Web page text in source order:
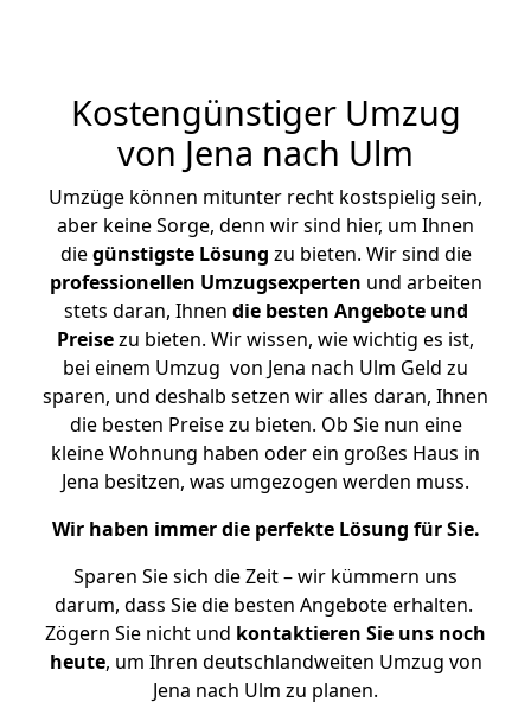
Kostengünstiger Umzug
von Jena nach Ulm
Umzüge können mitunter recht kostspielig sein,
aber keine Sorge, denn wir sind hier, um Ihnen
diegünstigste Lösung zu bieten. Wir sind die
professionellen Umzugsexperten und arbeiten
stets daran, Ihnen die besten Angebote und
Preisezu bieten. Wir wissen, wie wichtig es ist,
bei einem Umzug von Jena nach Ulm Geld zu
sparen, und deshalb setzen wir alles daran, Ihnen
die besten Preise zu bieten. Ob Sie nun eine
kleine Wohnung haben oder ein großes Haus in
Jena besitzen, was umgezogen werden muss.
Wir haben immer die perfekte Lösung für Sie.
Sparen Sie sich die Zeit – wir kümmern uns
darum, dass Sie die besten Angebote erhalten.
Zögern Sie nicht und kontaktieren Sie uns noch
heute, um Ihren deutschlandweiten Umzug von
Jena nach Ulm zu planen.